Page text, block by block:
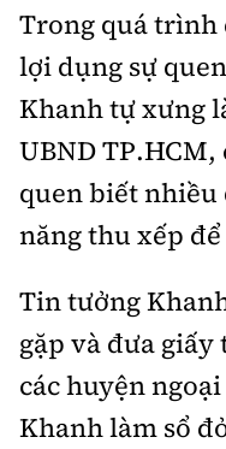
chấp thuận bằng văn
Thông tin tòa
soạn
Trong quá
lợi dụng sự
Khanh tự xưng
UBND
quen biết nhiều
năng thu xếp
Tin tưởng
gặp và đưa
các huyện
Khanh làm sổ